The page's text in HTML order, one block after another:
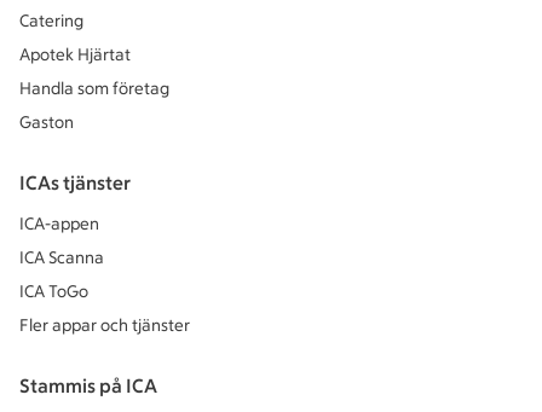
Catering
Apotek Hjärtat
Handla som företag
Gaston
ICAs tjänster
ICA-appen
ICA Scanna
ICA ToGo
Fler appar och tjänster
Stammis på ICA